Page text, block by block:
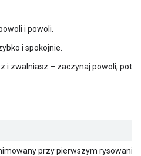
i powoli.
i spokojnie.
i zwalniasz – zaczynaj powoli,
przy pierwszym